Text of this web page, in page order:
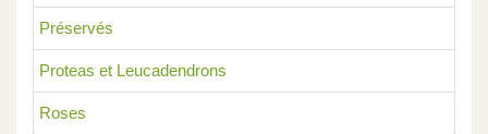
Préservés
Proteas et Leucadendrons
Roses